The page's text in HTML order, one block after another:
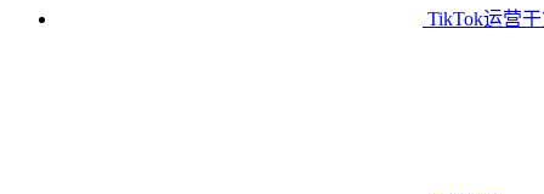
TikTok运营